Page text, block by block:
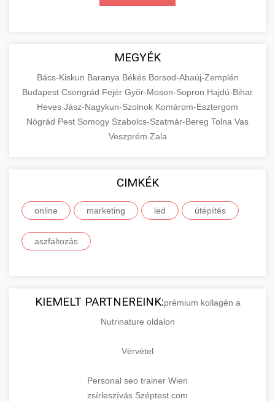
MEGYÉK
Bács-Kiskun Baranya Békés Borsod-Abaúj-Zemplén
Budapest Csongrád Fejér Győr-Moson-Sopron Hajdú-Bihar
Heves Jász-Nagykun-Szolnok Komárom-Esztergom
Nógrád Pest Somogy Szabolcs-Szatmár-Bereg Tolna Vas
Veszprém Zala
CIMKÉK
online marketing led útépítés
aszfaltozás
KIEMELT PARTNEREINK:prémium kollagén a
Nutrinature oldalon
Vérvétel
Personal seo trainer Wien
zsírleszívás Széptest.com